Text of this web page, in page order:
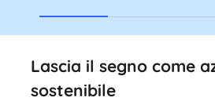
Lascia il segno come
sostenibile